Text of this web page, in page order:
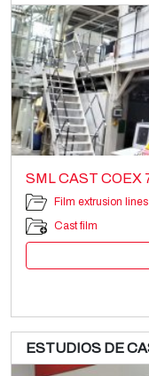
SML CAST COEX
Film extrusion lines
Cast film
ESTUDIOS DE